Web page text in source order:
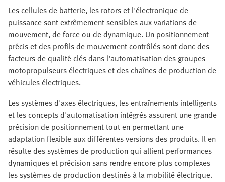
Les cellules de batterie, les rotors et l'électronique de
puissance sont extrêmement sensibles aux variations de
mouvement, de force ou de dynamique. Un positionnement
précis et des profils de mouvement contrôlés sont donc des
facteurs de qualité clés dans l'automatisation des groupes
motopropulseurs électriques et des chaînes de production de
véhicules électriques.
Les systèmes d'axes électriques, les entraînements intelligents
et les concepts d'automatisation intégrés assurent une grande
précision de positionnement tout en permettant une
adaptation flexible aux différentes versions des produits. Il en
résulte des systèmes de production qui allient performances
dynamiques et précision sans rendre encore plus complexes
les systèmes de production destinés à la mobilité électrique.